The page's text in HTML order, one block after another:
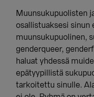
Muunsukupuolisten
osallistuaksesi sinun
muunsukupuolinen,
genderqueer,
haluat yhdessä
epätyypillistä
tarkoitettu sinulle.